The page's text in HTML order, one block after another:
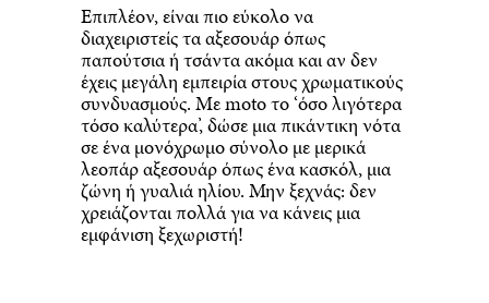
Επιπλέον, είναι πιο εύκολο να
διαχειριστείς τα αξεσουάρ όπως
παπούτσια ή τσάντα ακόμα και αν δεν
έχεις μεγάλη εμπειρία στους χρωματικούς
συνδυασμούς. Με moto το ‘όσο λιγότερα
τόσο καλύτερα’, δώσε μια πικάντικη νότα
σε ένα μονόχρωμο σύνολο με μερικά
λεοπάρ αξεσουάρ όπως ένα κασκόλ, μια
ζώνη ή γυαλιά ηλίου. Μην ξεχνάς: δεν
χρειάζονται πολλά για να κάνεις μια
εμφάνιση ξεχωριστή!